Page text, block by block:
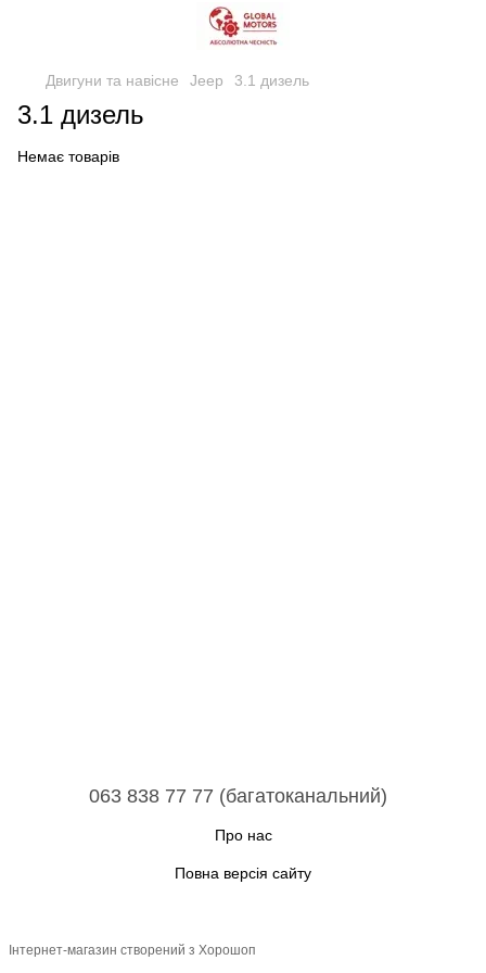
Двигуни та навісне Jeep 3.1 дизель
3.1 дизель
Немає товарів
063 838 77 77 (багатоканальний)
Про нас
Повна версія сайту
Інтернет-магазин створений з Хорошоп